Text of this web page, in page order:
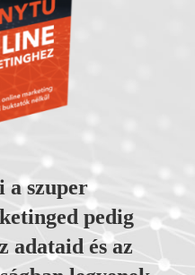
a szuper
pedig
adataid és az